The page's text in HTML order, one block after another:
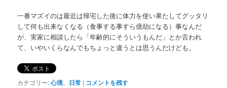
一番マズイのは最近は帰宅した後に体力を使い果たしてグッタリ
して何も出来なくなる（食事する事すら億劫になる）事なんだ
が、実家に相談したら「年齢的にそういうもんだ」とか言われ
て、いやいくらなんでもちょっと違うとは思うんだけども。
カテゴリー:心境、 日常 | コメントを残す